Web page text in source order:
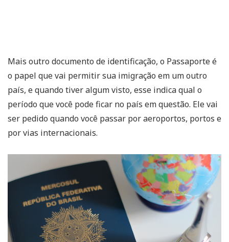
Mais outro documento de identificação, o Passaporte é
o papel que vai permitir sua imigração em um outro
país, e quando tiver algum visto, esse indica qual o
período que você pode ficar no país em questão. Ele vai
ser pedido quando você passar por aeroportos, portos e
por vias internacionais.